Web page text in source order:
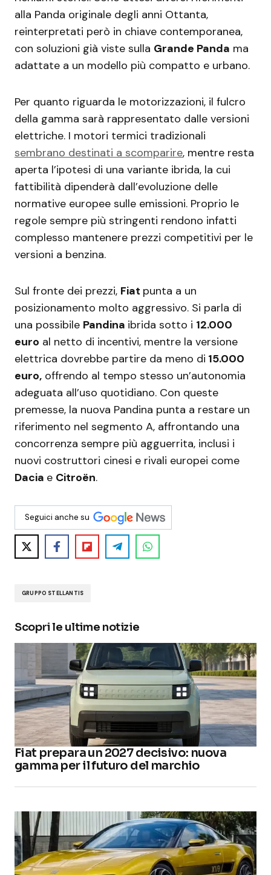
alla Panda originale degli anni Ottanta,
reinterpretati però in chiave contemporanea,
con soluzioni già viste sulla Grande Panda ma
adattate a un modello più compatto e urbano.
Per quanto riguarda le motorizzazioni, il fulcro
della gamma sarà rappresentato dalle versioni
elettriche. I motori termici tradizionali
sembrano destinati a scomparire, mentre resta
aperta l’ipotesi di una variante ibrida, la cui
fattibilità dipenderà dall’evoluzione delle
normative europee sulle emissioni. Proprio le
regole sempre più stringenti rendono infatti
complesso mantenere prezzi competitivi per le
versioni a benzina.
Sul fronte dei prezzi, Fiat punta a un
posizionamento molto aggressivo. Si parla di
una possibile Pandina ibrida sotto i 12.000
euro al netto di incentivi, mentre la versione
elettrica dovrebbe partire da meno di 15.000
euro, offrendo al tempo stesso un’autonomia
adeguata all’uso quotidiano. Con queste
premesse, la nuova Pandina punta a restare un
riferimento nel segmento A, affrontando una
concorrenza sempre più agguerrita, inclusi i
nuovi costruttori cinesi e rivali europei come
Dacia e Citroën.
Seguici anche su
GRUPPO STELLANTIS
Scopri le ultime notizie
Fiat prepara un 2027 decisivo: nuova
gamma per il futuro del marchio